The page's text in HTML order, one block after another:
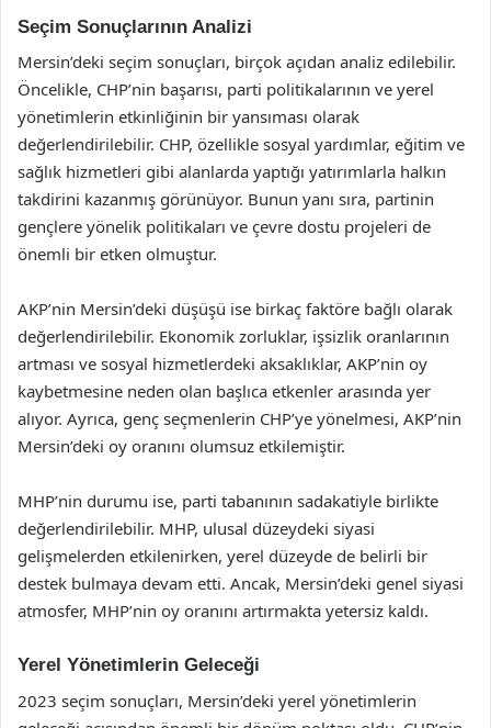
Seçim Sonuçlarının Analizi
Mersin’deki seçim sonuçları, birçok açıdan analiz edilebilir.
Öncelikle, CHP’nin başarısı, parti politikalarının ve yerel
yönetimlerin etkinliğinin bir yansıması olarak
değerlendirilebilir. CHP, özellikle sosyal yardımlar, eğitim ve
sağlık hizmetleri gibi alanlarda yaptığı yatırımlarla halkın
takdirini kazanmış görünüyor. Bunun yanı sıra, partinin
gençlere yönelik politikaları ve çevre dostu projeleri de
önemli bir etken olmuştur.
AKP’nin Mersin’deki düşüşü ise birkaç faktöre bağlı olarak
değerlendirilebilir. Ekonomik zorluklar, işsizlik oranlarının
artması ve sosyal hizmetlerdeki aksaklıklar, AKP’nin oy
kaybetmesine neden olan başlıca etkenler arasında yer
alıyor. Ayrıca, genç seçmenlerin CHP’ye yönelmesi, AKP’nin
Mersin’deki oy oranını olumsuz etkilemiştir.
MHP’nin durumu ise, parti tabanının sadakatiyle birlikte
değerlendirilebilir. MHP, ulusal düzeydeki siyasi
gelişmelerden etkilenirken, yerel düzeyde de belirli bir
destek bulmaya devam etti. Ancak, Mersin’deki genel siyasi
atmosfer, MHP’nin oy oranını artırmakta yetersiz kaldı.
Yerel Yönetimlerin Geleceği
2023 seçim sonuçları, Mersin’deki yerel yönetimlerin